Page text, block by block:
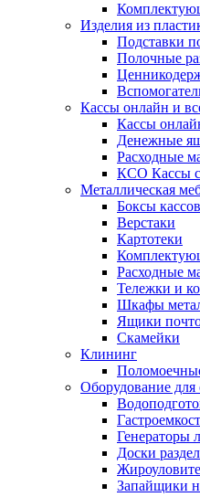
Изделия из
Подставки
Полочные
Кассы онлайн и
Кассы
Денежные
Расходные
КСО Кассы
Металлическая
Боксы
Верстаки
Картотеки
Расходные
Тележки и
Шкафы
Ящики
Скамейки
Клининг
Оборудование для
Генераторы
Доски
Запайщики